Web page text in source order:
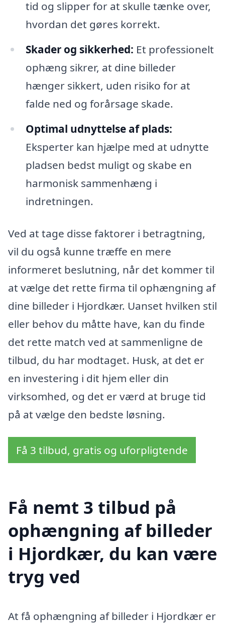
tid og slipper for at skulle tænke over,
hvordan det gøres korrekt.
Skader og sikkerhed: Et professionelt
ophæng sikrer, at dine billeder
hænger sikkert, uden risiko for at
falde ned og forårsage skade.
Optimal udnyttelse af plads:
Eksperter kan hjælpe med at udnytte
pladsen bedst muligt og skabe en
harmonisk sammenhæng i
indretningen.
Ved at tage disse faktorer i betragtning,
vil du også kunne træffe en mere
informeret beslutning, når det kommer til
at vælge det rette firma til ophængning af
dine billeder i Hjordkær. Uanset hvilken stil
eller behov du måtte have, kan du finde
det rette match ved at sammenligne de
tilbud, du har modtaget. Husk, at det er
en investering i dit hjem eller din
virksomhed, og det er værd at bruge tid
på at vælge den bedste løsning.
Få 3 tilbud, gratis og uforpligtende
Få nemt 3 tilbud på
ophængning af billeder
i Hjordkær, du kan være
tryg ved
At få ophængning af billeder i Hjordkær er